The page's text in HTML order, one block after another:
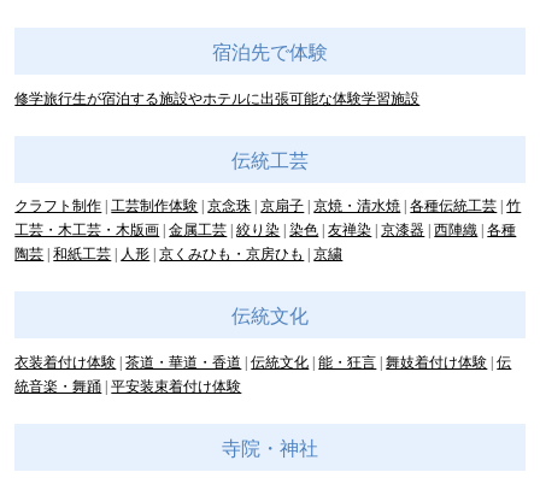
宿泊先で体験
修学旅行生が宿泊する施設やホテルに出張可能な体験学習施設
伝統工芸
クラフト制作 工芸制作体験 京念珠 京扇子 京焼・清水焼 各種伝統工芸 竹
工芸・木工芸・木版画 金属工芸 絞り染 染色 友禅染 京漆器 西陣織 各種
陶芸 和紙工芸 人形 京くみひも・京房ひも 京繍
伝統文化
衣装着付け体験 茶道・華道・香道 伝統文化 能・狂言 舞妓着付け体験 伝
統音楽・舞踊 平安装束着付け体験
寺院・神社